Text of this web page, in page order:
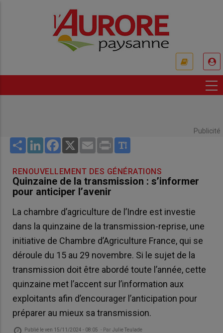
Publicité
Share LinkedInFacebook
X Email Print
RENOUVELLEMENT DES GÉNÉRATIONS
Quinzaine de la transmission : s’informer
pour anticiper l’avenir
La chambre d’agriculture de l’Indre est investie
dans la quinzaine de la transmission-reprise, une
initiative de Chambre d’Agriculture France, qui se
déroule du 15 au 29 novembre. Si le sujet de la
transmission doit être abordé toute l’année, cette
quinzaine met l’accent sur l’information aux
exploitants afin d’encourager l’anticipation pour
préparer au mieux sa transmission.
Publié leven 15/11/2024 - 08:05 - Par Julie Teulade